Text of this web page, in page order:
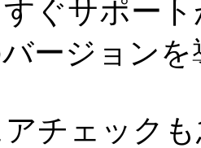
ぐサポー
ージョン
チェック